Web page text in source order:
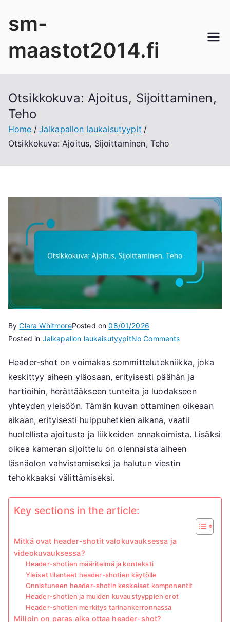
sm-
maastot2014.fi
Otsikkokuva: Ajoitus, Sijoittaminen,
Teho
Home
Jalkapallon laukaisutyypit
Otsikkokuva: Ajoitus, Sijoittaminen, Teho
ByClara WhitmorePosted on08/01/2026
Posted in Jalkapallon laukaisutyypitNo Commentson
Ajoitus,
Sijoittaminen,
Teho
Header-shot on voimakas sommittelutekniikka, joka
keskittyy aiheen yläosaan, erityisesti päähän ja
hartioihin, herättääkseen tunteita ja luodakseen
yhteyden yleisöön. Tämän kuvan ottaminen oikeaan
aikaan, erityisesti huippuhetkien aikana, vaatii
huolellista ajoitusta ja liikkeiden ennakoimista. Lisäksi
oikea kameran sijoittelu on olennaista aiheen
läsnäolon vahvistamiseksi ja halutun viestin
tehokkaaksi välittämiseksi.
Key sections in the article:
Mitkä ovat header-shotit valokuvauksessa ja
videokuvauksessa?
Header-shotien määritelmä ja konteksti
Yleiset tilanteet header-shotien käytölle
Onnistuneen header-shotin keskeiset komponentit
Header-shotien ja muiden kuvaustyyppien erot
Header-shotien merkitys tarinankerronnassa
Milloin on paras aika ottaa header-shot?